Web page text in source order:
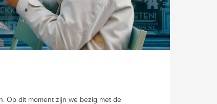
Op dit moment zijn we bezig met de